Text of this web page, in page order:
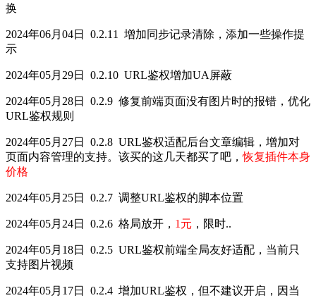
换
2024年06月04日 0.2.11 增加同步记录清除，添加一些操作提
示
2024年05月29日 0.2.10 URL鉴权增加UA屏蔽
2024年05月28日 0.2.9 修复前端页面没有图片时的报错，优化
URL鉴权规则
2024年05月27日 0.2.8 URL鉴权适配后台文章编辑，增加对
页面内容管理的支持。该买的这几天都买了吧，恢复插件本身
价格
2024年05月25日 0.2.7 调整URL鉴权的脚本位置
2024年05月24日 0.2.6 格局放开， 1元 ，限时..
2024年05月18日 0.2.5 URL鉴权前端全局友好适配，当前只
支持图片视频
2024年05月17日 0.2.4 增加URL鉴权，但不建议开启，因当